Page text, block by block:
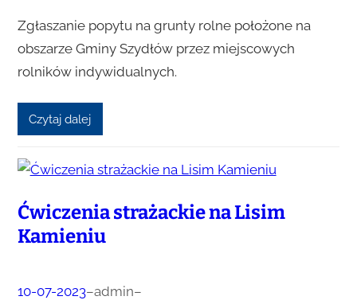
Zgłaszanie popytu na grunty rolne położone na
obszarze Gminy Szydłów przez miejscowych
rolników indywidualnych.
Czytaj dalej
Ćwiczenia strażackie na Lisim
Kamieniu
10-07-2023–admin–